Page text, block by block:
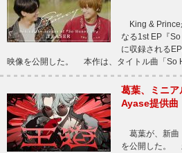
King & Prince
なる1st EP『
に収録される
映像を公開した。 本作は、タイトル曲「So
葛葉、ミニ
Ayase提供曲
葛葉が、新曲
を公開した。